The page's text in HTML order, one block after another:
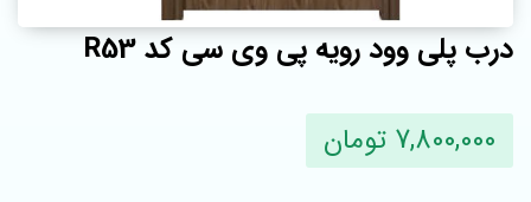
درب پلی وود رویه پی وی سی کد R53
7,800,000 تومان